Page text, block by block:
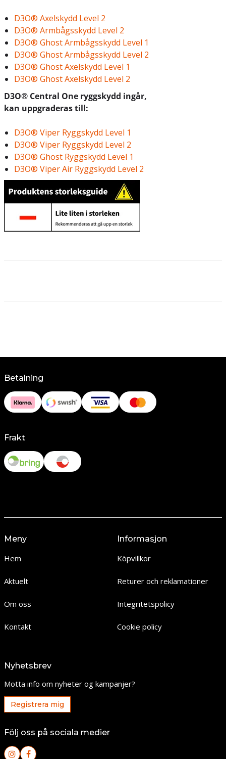
D3O® Axelskydd Level 2
D3O® Armbågsskydd Level 2
D3O® Ghost Armbågsskydd Level 1
D3O® Ghost Armbågsskydd Level 2
D3O® Ghost Axelskydd Level 1
D3O® Ghost Axelskydd Level 2
D3O® Central One ryggskydd ingår,
kan uppgraderas till:
D3O® Viper Ryggskydd Level 1
D3O® Viper Ryggskydd Level 2
D3O® Ghost Ryggskydd Level 1
D3O® Viper Air Ryggskydd Level 2
Betalning
Frakt
Meny
Hem
Aktuelt
Om oss
Kontakt
Informasjon
Köpvillkor
Returer och reklamationer
Integritetspolicy
Cookie policy
Nyhetsbrev
Motta info om nyheter og kampanjer?
Registrera mig
Följ oss på sociala medier